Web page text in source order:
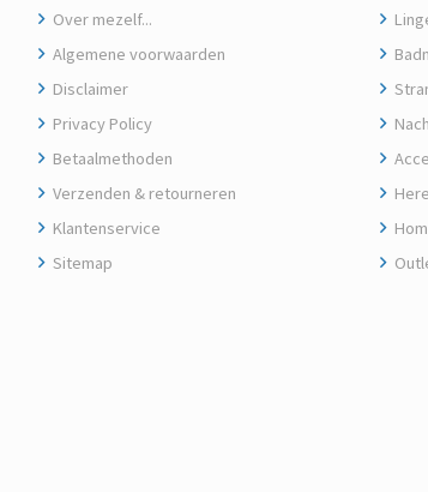
Over mezelf...
Algemene voorwaarden
Disclaimer
Privacy Policy
Betaalmethoden
Verzenden & retourneren
Klantenservice
Sitemap